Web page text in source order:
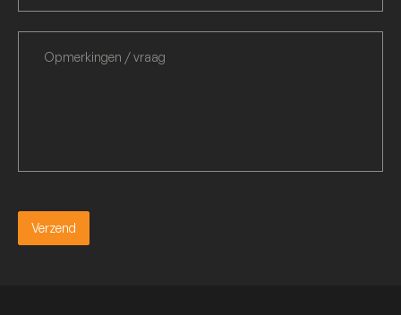
Verzend
Verzend